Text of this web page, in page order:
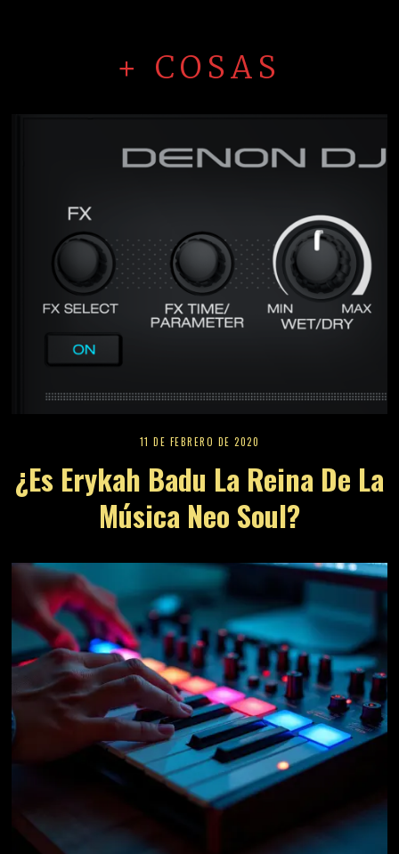
+ COSAS
11 DE FEBRERO DE 2020
¿Es Erykah Badu La Reina De La
Música Neo Soul?